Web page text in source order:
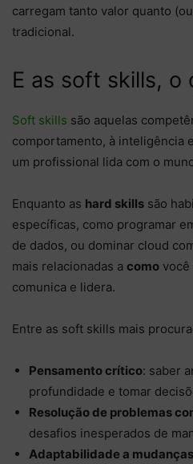
carregam tanto valor quanto
tradicional.
E as soft skills, o
Soft skills são aquelas
comportamento, à inteligência
um profissional lida com o
Enquanto as hard skills são
específicas, como programar
de dados, ou dominar cloud
mais relacionadas a como você
comunica e lidera.
Entre as soft skills mais
Pensamento crítico: saber
profundidade e tomar
Resolução de problemas
desafios inesperados de
Adaptabilidade a mudanças